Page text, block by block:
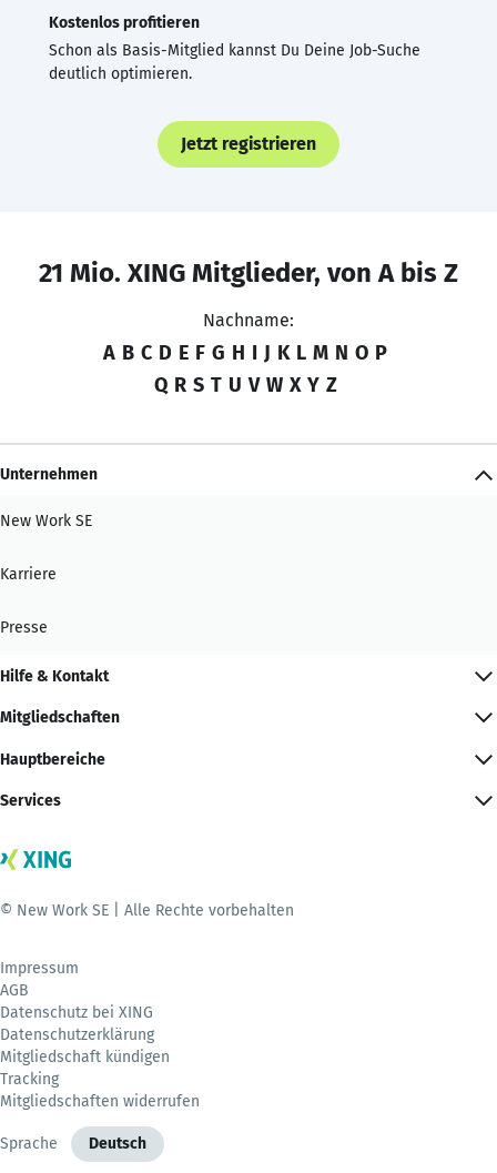
Kostenlos profitieren
Schon als Basis-Mitglied kannst Du Deine Job-Suche
deutlich optimieren.
Jetzt registrieren
21 Mio. XING Mitglieder, von A bis Z
Nachname:
A B C D E F G H I J K L M N O P
Q R S T U V W X Y Z
Unternehmen
New Work SE
Karriere
Presse
Hilfe & Kontakt
Mitgliedschaften
Hauptbereiche
Services
© New Work SE | Alle Rechte vorbehalten
Impressum
AGB
Datenschutz bei XING
Datenschutzerklärung
Mitgliedschaft kündigen
Tracking
Mitgliedschaften widerrufen
Sprache Deutsch